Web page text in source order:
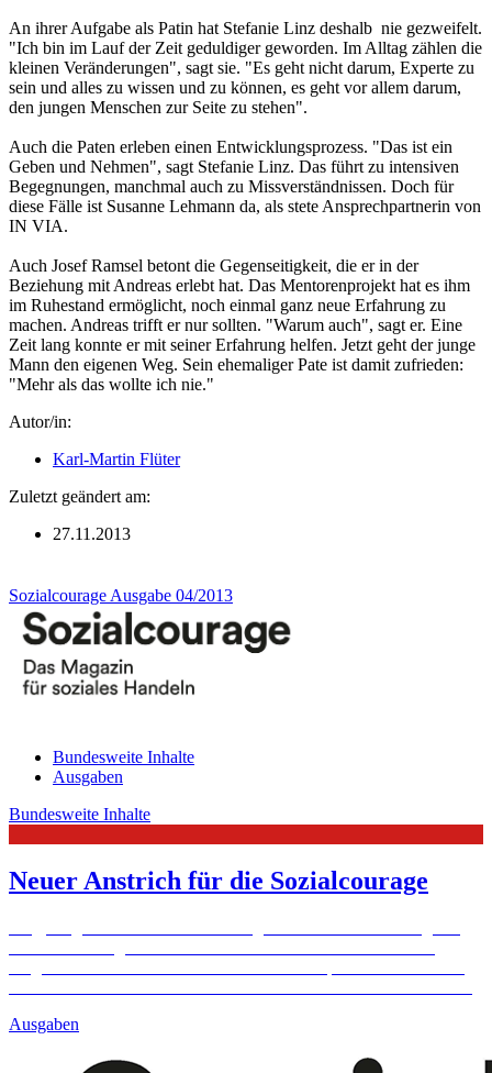
An ihrer Aufgabe als Patin hat Stefanie Linz deshalb nie gezweifelt.
"Ich bin im Lauf der Zeit geduldiger geworden. Im Alltag zählen die
kleinen Veränderungen", sagt sie. "Es geht nicht darum, Experte zu
sein und alles zu wissen und zu können, es geht vor allem darum,
den jungen Menschen zur Seite zu stehen".
Auch die Paten erleben einen Entwicklungsprozess. "Das ist ein
Geben und Nehmen", sagt Stefanie Linz. Das führt zu intensiven
Begegnungen, manchmal auch zu Missverständnissen. Doch für
diese Fälle ist Susanne Lehmann da, als stete Ansprechpartnerin von
IN VIA.
Auch Josef Ramsel betont die Gegenseitigkeit, die er in der
Beziehung mit Andreas erlebt hat. Das Mentorenprojekt hat es ihm
im Ruhestand ermöglicht, noch einmal ganz neue Erfahrung zu
machen. Andreas trifft er nur sollten. "Warum auch", sagt er. Eine
Zeit lang konnte er mit seiner Erfahrung helfen. Jetzt geht der junge
Mann den eigenen Weg. Sein ehemaliger Pate ist damit zufrieden:
"Mehr als das wollte ich nie."
Autor/in:
Karl-Martin Flüter
Zuletzt geändert am:
27.11.2013
Sozialcourage Ausgabe 04/2013
Bundesweite Inhalte
Ausgaben
Bundesweite Inhalte
Neuer Anstrich für die Sozialcourage
Ausgaben
Bildungspaten